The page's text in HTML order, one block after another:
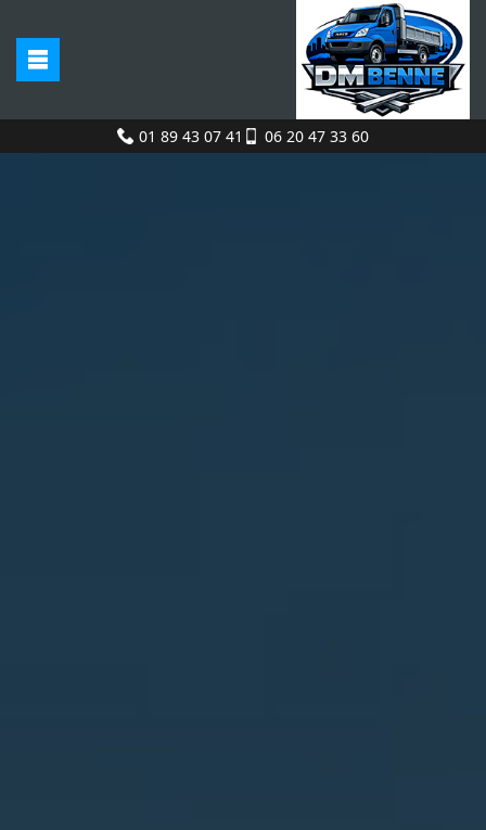
01 89 43 07 41 06 20 47 33 60